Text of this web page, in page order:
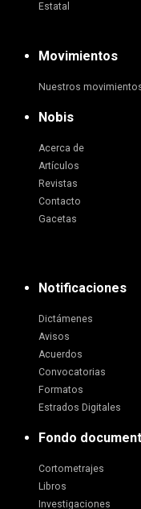
Estatal
Movimientos
Nuestros
Nobis
Acerca de
Artículos
Revistas
Contacto
Gacetas
Notificaciones
Dictámenes
Avisos
Acuerdos
Convocatorias
Formatos
Estrados Digitales
Fondo
Cortometrajes
Libros
Investigaciones